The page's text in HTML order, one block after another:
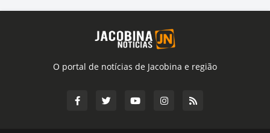
O portal de notícias de Jacobina e região